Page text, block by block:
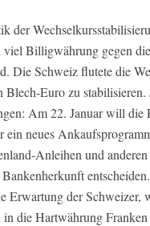
der
viel Billigwährung gegen
Die Schweiz flutete die
Blech-Euro zu stabilisieren.
Am 22. Januar will die
ein neues
Anleihen und
Erwartung der Schweizer,
die Hartwährung